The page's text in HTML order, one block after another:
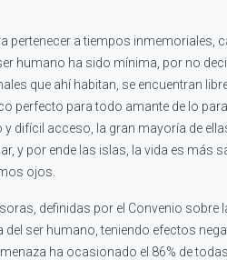
a tiempos inmemoriales,
humano ha sido mínima, por no
que ahí habitan, se encuentran
perfecto para todo amante de lo
acceso, la gran mayoría de
y por ende las islas, la vida es más
ojos.
definidas por el Convenio sobre
ser humano, teniendo efectos
ha ocasionado el 86% de